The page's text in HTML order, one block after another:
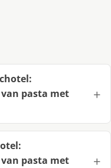
pasta met
pasta met